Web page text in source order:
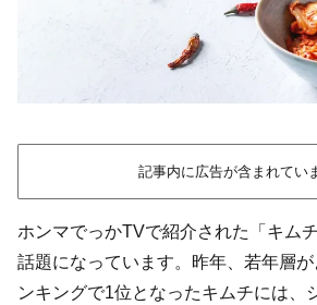
記事内に広告が含まれてい
ホンマでっかTVで紹介された「キム
話題になっています。昨年、若年層
ンキングで1位となったキムチには、